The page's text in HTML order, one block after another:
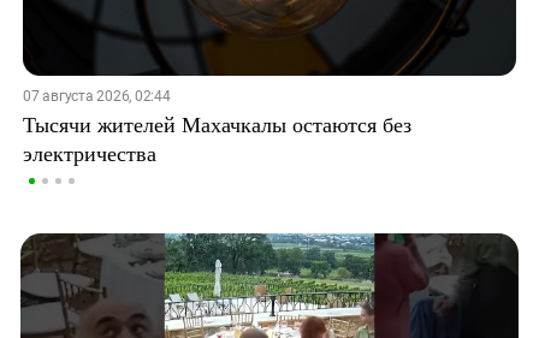
07 августа 2026, 02:44
Тысячи жителей Махачкалы остаются без
электричества